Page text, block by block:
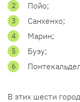
Пойо;
Санхенхо;
Марин;
Буэу;
В этих шести